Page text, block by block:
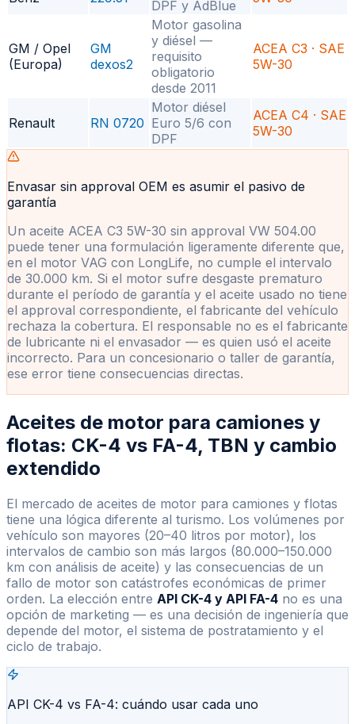
DPF y AdBlue
GM / Opel
(Europa)
GM
dexos2
Motor gasolina
y diésel —
requisito
obligatorio
desde 2011
ACEA C3 · SAE
5W-30
Renault RN 0720
Motor diésel
Euro 5/6 con
DPF
ACEA C4 · SAE
5W-30
Envasar sin approval OEM es asumir el pasivo de
garantía
Un aceite ACEA C3 5W-30 sin approval VW 504.00
puede tener una formulación ligeramente diferente que,
en el motor VAG con LongLife, no cumple el intervalo
de 30.000 km. Si el motor sufre desgaste prematuro
durante el período de garantía y el aceite usado no tiene
el approval correspondiente, el fabricante del vehículo
rechaza la cobertura. El responsable no es el fabricante
de lubricante ni el envasador — es quien usó el aceite
incorrecto. Para un concesionario o taller de garantía,
ese error tiene consecuencias directas.
Aceites de motor para camiones y
flotas: CK-4 vs FA-4, TBN y cambio
extendido
El mercado de aceites de motor para camiones y flotas
tiene una lógica diferente al turismo. Los volúmenes por
vehículo son mayores (20–40 litros por motor), los
intervalos de cambio son más largos (80.000–150.000
km con análisis de aceite) y las consecuencias de un
fallo de motor son catástrofes económicas de primer
orden. La elección entre API CK-4 y API FA-4 no es una
opción de marketing — es una decisión de ingeniería que
depende del motor, el sistema de postratamiento y el
ciclo de trabajo.
API CK-4 vs FA-4: cuándo usar cada uno